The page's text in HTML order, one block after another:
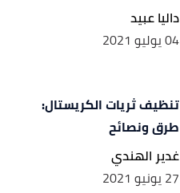
داليا عبيد
04 يوليو 2021
تنظيف ثريات الكريستال:
طرق ونصائح
غدير الهندي
27 يونيو 2021